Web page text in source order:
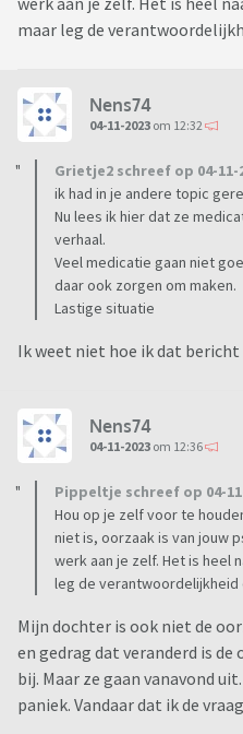
maar leg de
Nens74
04-11-2023 om 12:32
Grietje2 schreef op 04-11-
ik had in je andere topic
Nu lees ik hier dat ze
verhaal.
Veel medicatie gaan niet
daar ook zorgen om maken.
Lastige situatie
Ik weet niet hoe ik dat
Nens74
04-11-2023 om 12:36
Pippeltje schreef op 04-
Hou op je zelf voor te
niet is, oorzaak is van jouw
werk aan je zelf. Het is heel
leg de verantwoordelijkheid
Mijn dochter is ook niet de
en gedrag dat veranderd is
bij. Maar ze gaan vanavond
paniek. Vandaar dat ik de